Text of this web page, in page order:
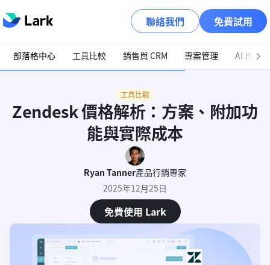
聯絡我們 免費試用
部落格中心 工具比較 銷售與 CRM 專案管理 AI 與自
工具比較
Zendesk 價格解析：方案、附加功
能與實際成本
Ryan Tanner產品行銷專家
2025年12月25日
免費使用 Lark